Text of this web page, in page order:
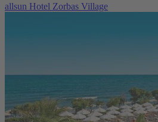
allsun Hotel Zorbas Village